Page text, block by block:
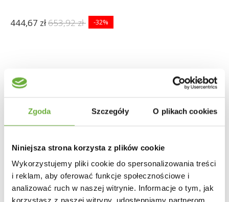
Zgoda Szczegóły O plikach cookies
Niniejsza strona korzysta z plików cookie
Wykorzystujemy pliki cookie do spersonalizowania treści
i reklam, aby oferować funkcje społecznościowe i
analizować ruch w naszej witrynie. Informacje o tym, jak
korzystasz z naszej witryny, udostępniamy partnerom
444,67 zł653,92 zł -32%